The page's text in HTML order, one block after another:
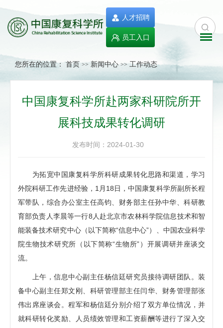
人才招聘
员工入口
您所在的位置： 首页 >> 新闻中心 >> 工作动态
中国康复科学所赴两家科研院所开
展科技成果转化调研
发布时间：2024-01-30
为拓宽中国康复科学所科研成果转化思路和渠道，学习
外院科研工作先进经验，1月18日，中国康复科学所副所长程
军带队，综合办公室主任高钧、财务部主任孙中华、科研教
育部负责人李晨等一行8人赴北京市农林科学院信息技术和智
能装备技术研究中心（以下简称“信息中心”）、中国农业科学
院生物技术研究所（以下简称“生物所”）开展调研并座谈交
流。
上午，信息中心副主任杨信廷研究员接待调研团队。装
备中心副主任郑文刚、科研管理部主任闫华、财务管理部张
伟出席座谈会。程军和杨信廷分别介绍了双方单位情况，并
就科研转化奖励、人员绩效管理和工资薪酬等进行了深入交